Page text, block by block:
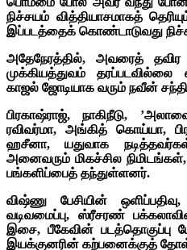
நிச்சயம் வித்தியாசமாகத்
இப்படத்தைக் கொண்டாடுவது
அதேநேரத்தில், அவரைத் தவிர
முக்கியத்துவம்
காஜல் ஜோடியாக வரும் நவீன்
பிரகாஷ்ராஜ், நாகிநீடு,
ரவிவர்மா, அங்கித் கொய்யா,
ஹசீனா, யதுவாக
அனைவரும் மிகச்சில
பங்களிப்பைத் தந்துள்ளனர்.
விஷ்ணு பேசியின்
வடிவமைப்பு, ஸ்ரீசரண்
இசை, பீகேவின் படத்தொகுப்பு
இயக்குனரின் கற்பனைக்குத்